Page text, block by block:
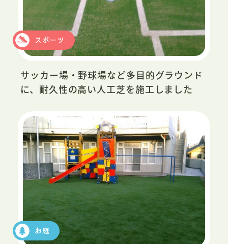
スポーツ
サッカー場・野球場など多目的グラウンド
に、耐久性の高い人工芝を施工しました
お庭